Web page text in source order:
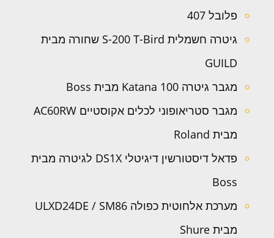
פלובל 407
גיטרה חשמלית S-200 T-Bird שחורה מבית
GUILD
מגבר גיטרה Katana 100 מבית Boss
מגבר סטריאופוני לכלים אקוסטיים AC60RW
מבית Roland
פדאל דיסטורשין דיגיטלי DS1X לגיטרה מבית
Boss
מערכת אלחוטית כפולה ULXD24DE / SM86
מבית Shure